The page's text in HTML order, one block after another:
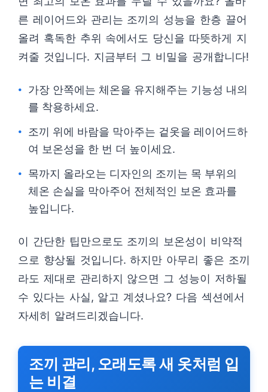
른 레이어드와 관리는 조끼의 성능을 한층 끌어
올려 혹독한 추위 속에서도 당신을 따뜻하게 지
켜줄 것입니다. 지금부터 그 비밀을 공개합니다!
가장 안쪽에는 체온을 유지해주는 기능성 내의
를 착용하세요.
조끼 위에 바람을 막아주는 겉옷을 레이어드하
여 보온성을 한 번 더 높이세요.
목까지 올라오는 디자인의 조끼는 목 부위의
체온 손실을 막아주어 전체적인 보온 효과를
높입니다.
이 간단한 팁만으로도 조끼의 보온성이 비약적
으로 향상될 것입니다. 하지만 아무리 좋은 조끼
라도 제대로 관리하지 않으면 그 성능이 저하될
수 있다는 사실, 알고 계셨나요? 다음 섹션에서
자세히 알려드리겠습니다.
조끼 관리, 오래도록 새 옷처럼 입
는 비결